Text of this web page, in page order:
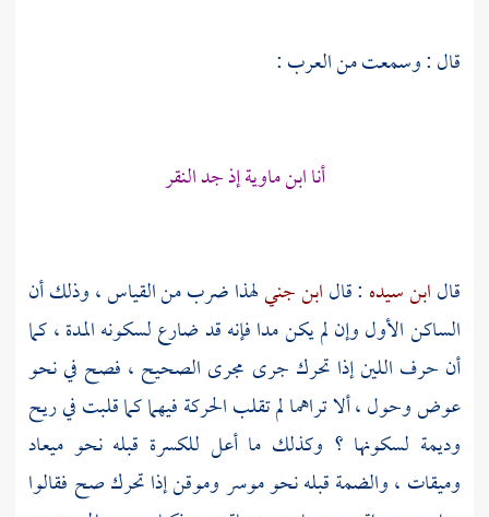
قال : وسمعت من العرب :
أناابن ماويةإذ جد النقر
قالابن سيده : قالابن جنيلهذا ضرب من القياس ، وذلك أن
الساكن الأول وإن لم يكن مدا فإنه قد ضارع لسكونه المدة ، كما
أن حرف اللين إذا تحرك جرى مجرى الصحيح ، فصح في نحو
عوض وحول ، ألا تراهما لم تقلب الحركة فيهما كما قلبت في ريح
وديمة لسكونها ؟ وكذلك ما أعل للكسرة قبله نحو ميعاد
وميقات ، والضمة قبله نحو موسر وموقن إذا تحرك صح فقالوا